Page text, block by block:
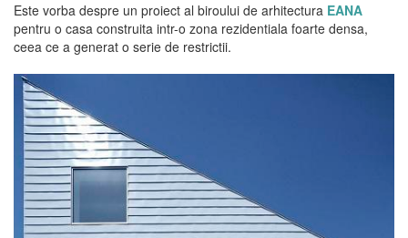
Este vorba despre un proiect al biroului de arhitectura EANA
pentru o casa construita intr-o zona rezidentiala foarte densa,
ceea ce a generat o serie de restrictii.